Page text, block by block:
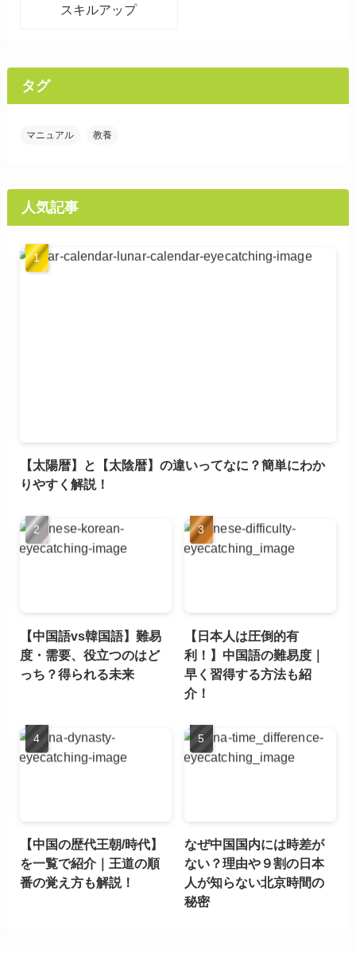
スキルアップ
タグ
マニュアル 教養
人気記事
【太陽暦】と【太陰暦】の違いってなに？簡単にわか
りやすく解説！
【中国語vs韓国語】難易
度・需要、役立つのはど
っち？得られる未来
【日本人は圧倒的有
利！】中国語の難易度｜
早く習得する方法も紹
介！
【中国の歴代王朝/時代】
を一覧で紹介｜王道の順
番の覚え方も解説！
なぜ中国国内には時差が
ない？理由や９割の日本
人が知らない北京時間の
秘密